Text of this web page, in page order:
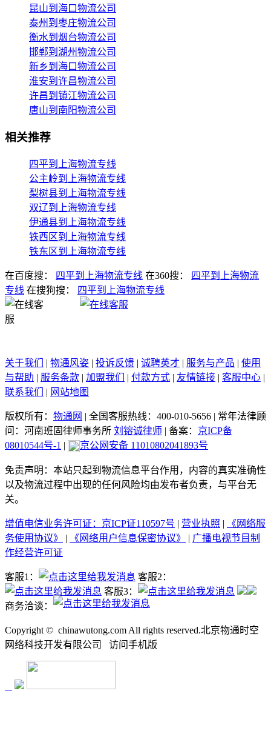
昆山到海口物流公司
泰州到枣庄物流公司
衡水到烟台物流公司
邯郸到湖州物流公司
新乡到海口物流公司
淮安到许昌物流公司
许昌到镇江物流公司
唐山到南阳物流公司
相关推荐
四平到上海物流专线
公主岭到上海物流专线
梨树县到上海物流专线
双辽到上海物流专线
伊通县到上海物流专线
铁西区到上海物流专线
铁东区到上海物流专线
在百度搜： 四平到上海物流专线 在360搜：
四平到上海物流
专线 在搜狗搜： 四平到上海物流专线
关于我们 | 物通风姿 | 投诉反馈 | 诚聘英才 | 服务与产品 | 使用
与帮助 | 服务条款 | 加盟我们 | 付款方式 | 友情链接 | 客服中心 |
联系我们
| 网站地图
版权所有： 物通网 | 全国客服热线：400-010-5656 | 常年法律顾
问：河南班固律师事务所 刘镕诚律师 | 备案： 京ICP备
08010544号-1 | 京公网安备 11010802041893号
免责声明：本站只起到物流信息平台作用，内容的真实准确性
以及物流过程中出现的任何风险均由发布者负责，与平台无
关。
增值电信业务许可证：京ICP证110597号 | 营业执照 |
《网络服
务使用协议》
| 《网络用户信息保密协议》 | 广播电视节目制
作经营许可证
客服1：
客服2：
客服3：
商务洽谈：
Copyright © chinawutong.com All rights reserved.北京物通时空
网络科技开发有限公司
访问手机版